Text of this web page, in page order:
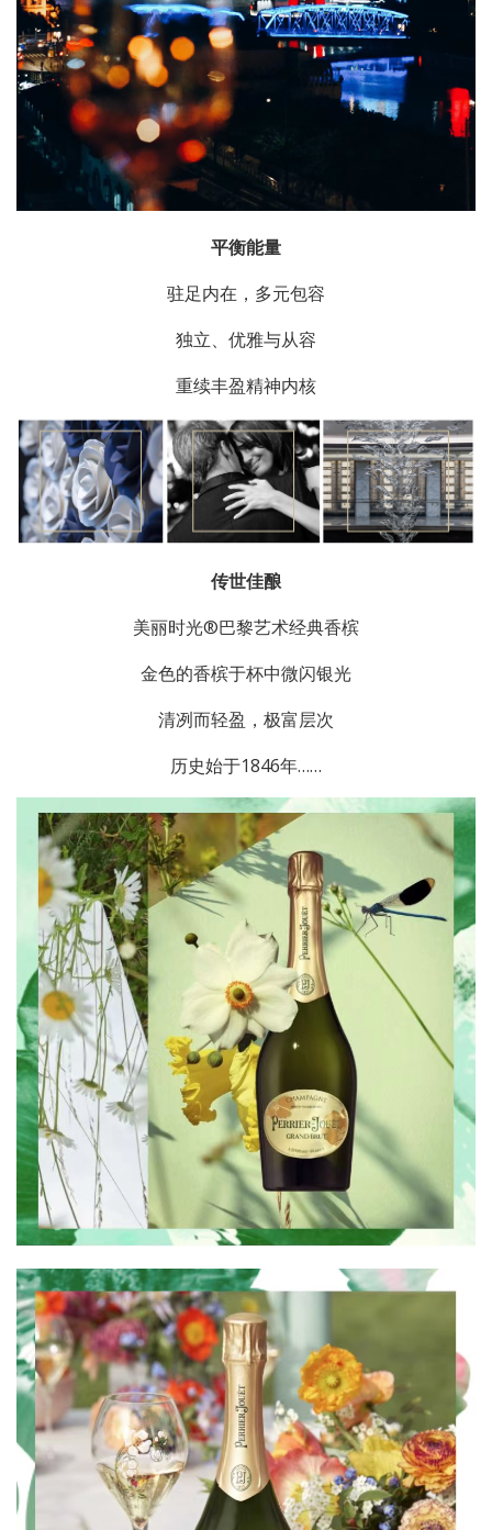
平衡能量
驻足内在，多元包容
独立、优雅与从容
重续丰盈精神内核
传世佳酿
美丽时光®巴黎艺术经典香槟
金色的香槟于杯中微闪银光
清冽而轻盈，极富层次
历史始于1846年……